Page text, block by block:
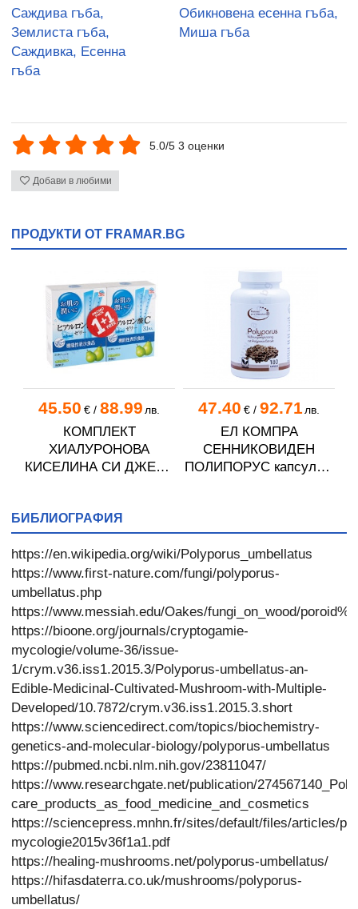
Саждива гъба,
Землиста гъба,
Саждивка, Есенна
гъба
Обикновена есенна гъба,
Миша гъба
5.0/5 3 оценки
Добави в любими
ПРОДУКТИ ОТ FRAMAR.BG
45.50 €/ 88.99 лв.
КОМПЛЕКТ
ХИАЛУРОНОВА
КИСЕЛИНА СИ ДЖЕЛИ
47.40 €/ 92.71 лв.
ЕЛ КОМПРА
СЕННИКОВИДЕН
ПОЛИПОРУС капсули *
БИБЛИОГРАФИЯ
https://en.wikipedia.org/wiki/Polyporus_umbellatus
https://www.first-nature.com/fungi/polyporus-
umbellatus.php
https://www.messiah.edu/Oakes/fungi_on_wood/
https://bioone.org/journals/cryptogamie-
mycologie/volume-36/issue-
1/crym.v36.iss1.2015.3/Polyporus-umbellatus-an-
Edible-Medicinal-Cultivated-Mushroom-with-Multiple-
Developed/10.7872/crym.v36.iss1.2015.3.short
https://www.sciencedirect.com/topics/biochemistry-
genetics-and-molecular-biology/polyporus-umbellatus
https://pubmed.ncbi.nlm.nih.gov/23811047/
https://www.researchgate.net/publication/
care_products_as_food_medicine_and_cosmetics
https://sciencepress.mnhn.fr/sites/default/files/articles/
mycologie2015v36f1a1.pdf
https://healing-mushrooms.net/polyporus-umbellatus/
https://hifasdaterra.co.uk/mushrooms/polyporus-
umbellatus/